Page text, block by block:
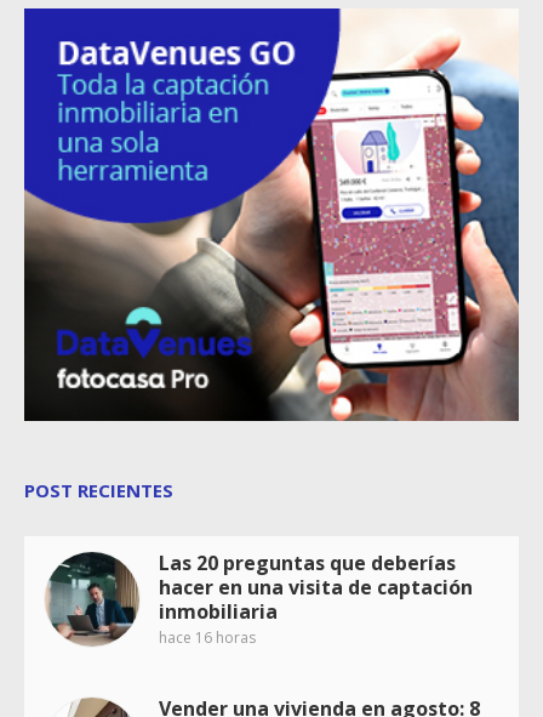
POST RECIENTES
Las 20 preguntas que deberías
hacer en una visita de captación
inmobiliaria
hace 16 horas
Vender una vivienda en agosto: 8